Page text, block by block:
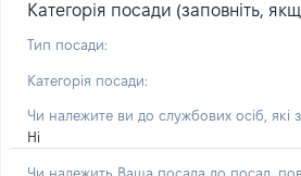
Категорія посади (заповніть,
Тип посади:
Категорія посади:
Чи належите ви до службових осіб, які
Ні
Чи належить Ваша посада до посад,